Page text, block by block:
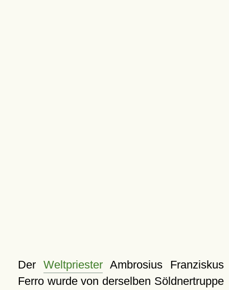
Der WeltpriesterAmbrosius Franziskus
Ferro wurde von derselben Söldnertruppe